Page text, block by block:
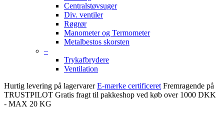
Centralstøvsuger
Div. ventiler
Røgrør
Manometer og Termometer
Metalbestos skorsten
–
Trykafbrydere
Ventilation
Hurtig levering på lagervarer E-mærke certificeret Fremragende på
TRUSTPILOT Gratis fragt til pakkeshop ved køb over 1000 DKK
- MAX 20 KG